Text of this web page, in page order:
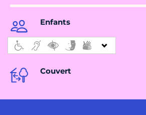
Enfants
Couvert